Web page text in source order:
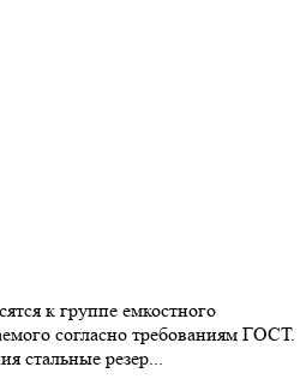
к группе емкостного
согласно требованиям ГОСТ.
стальные резер...